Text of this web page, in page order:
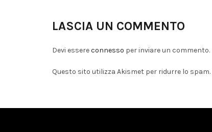
LASCIA UN COMMENTO
Devi essereconnesso per inviare un commento.
Questo sito utilizza Akismet per ridurre lo spam.